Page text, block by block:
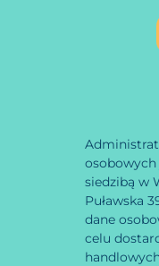
osobowych
siedzibą w
Puławska
dane
celu